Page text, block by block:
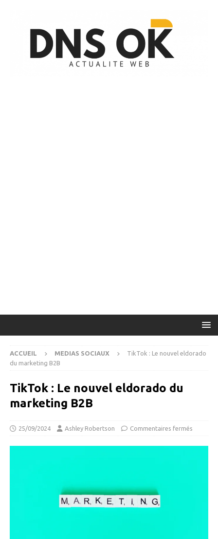
ACCUEIL MEDIAS SOCIAUX
TikTok : Le nouvel eldorado
du marketing B2B
TikTok : Le nouvel eldorado du
marketing B2B
25/09/2024 Ashley Robertson Commentaires fermés